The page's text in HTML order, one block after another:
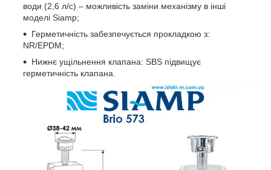
води (2,6 л/с) – можливість заміни механізму в інші
моделі Siamp;
Герметичність забезпечується прокладкою з:
NR/EPDM;
Нижнє ущільнення клапана: SBS підвищує
герметичність клапана.